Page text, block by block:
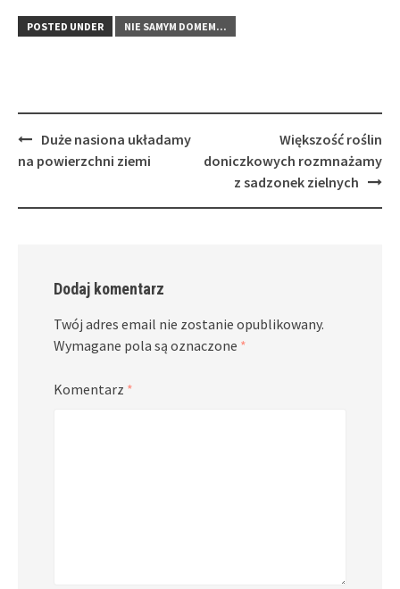
POSTED UNDER NIE SAMYM DOMEM...
Post
navigation
Duże nasiona układamy
na powierzchni ziemi
Większość roślin
doniczkowych rozmnażamy
z sadzonek zielnych
Dodaj komentarz
Twój adres email nie zostanie opublikowany.
Wymagane pola są oznaczone *
Komentarz *